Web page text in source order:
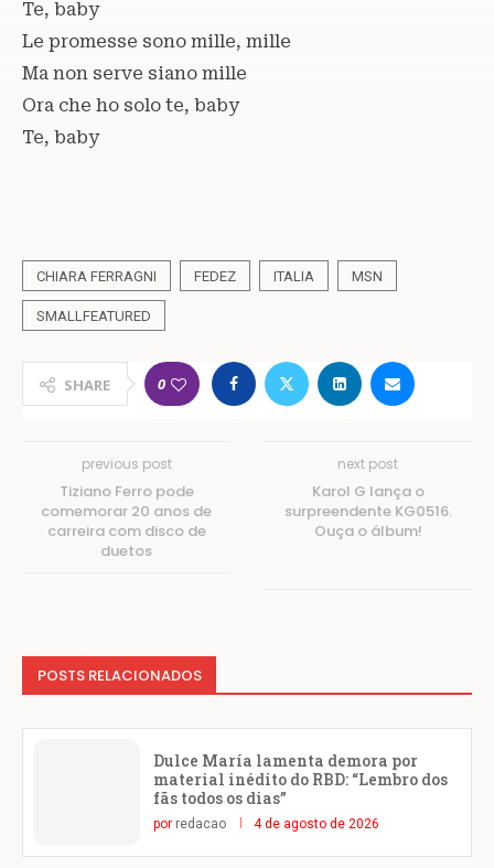
Te, baby
Le promesse sono mille, mille
Ma non serve siano mille
Ora che ho solo te, baby
Te, baby
CHIARA FERRAGNI FEDEZ ITALIA MSN
SMALLFEATURED
SHARE 0
previous post
Tiziano Ferro pode
comemorar 20 anos de
carreira com disco de
duetos
next post
Karol G lança o
surpreendente KG0516.
Ouça o álbum!
POSTS RELACIONADOS
Dulce María lamenta demora por
material inédito do RBD: “Lembro dos
fãs todos os dias”
por redacao 4 de agosto de 2026